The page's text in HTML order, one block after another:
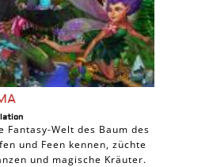
Fantasy-Welt des Baum des
und Feen kennen, züchte
und magische Kräuter.